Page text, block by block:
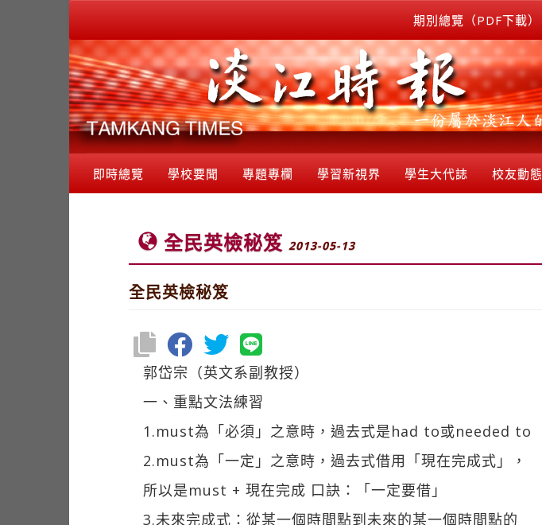
期別總覽（PDF下載）
即時總覽 學校要聞 專題專欄 學習新視界 學生大代誌 校友動態
全民英檢秘笈 2013-05-13
全民英檢秘笈
郭岱宗（英文系副教授）
一、重點文法練習
1.must為「必須」之意時，過去式是had to或needed to
2.must為「一定」之意時，過去式借用「現在完成式」，
所以是must + 現在完成 口訣：「一定要借」
3.未來完成式：從某一個時間點到未來的某一個時間點的